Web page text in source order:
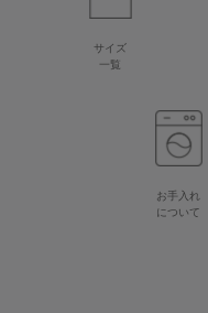
サイズ
一覧
お手入れ
について